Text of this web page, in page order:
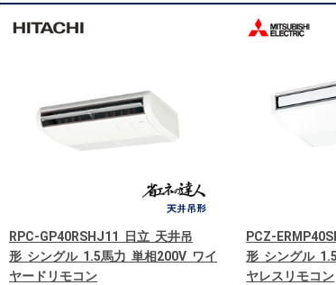
RPC-GP40RSHJ11 日立 天井吊
形 シングル 1.5馬力 単相200V ワイ
ヤードリモコン
PCZ-
形 シングル
ヤレスリモコン